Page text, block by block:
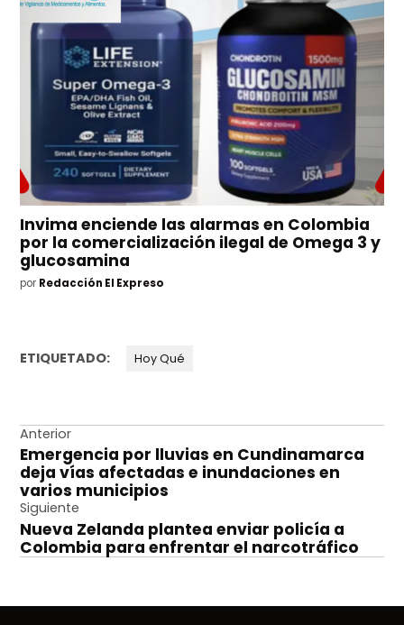
Invima enciende las alarmas en Colombia
por la comercialización ilegal de Omega 3 y
glucosamina
por Redacción El Expreso
ETIQUETADO: Hoy Qué
Navegación
de
entradas
Anterior
Emergencia por lluvias en Cundinamarca
deja vías afectadas e inundaciones en
varios municipios
Siguiente
Nueva Zelanda plantea enviar policía a
Colombia para enfrentar el narcotráfico